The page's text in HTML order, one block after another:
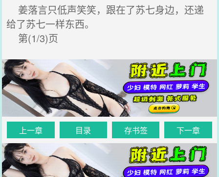
姜落言只低声笑笑，跟在了苏七身边，还递
给了苏七一样东西。
第(1/3)页
上一章 目录 存书签 下一章